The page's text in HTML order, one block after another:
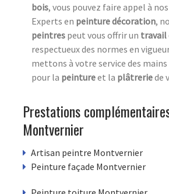
bois, vous pouvez faire appel à
Experts en peinture décoration,
peintres peut vous offrir un travail
respectueux des normes en
mettons à votre service des
pour la peintureet la plâtreriede
Prestations
Montvernier
Artisan peintre Montvernier
Peinture façade Montvernier